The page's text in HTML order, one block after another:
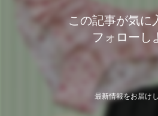
この記事が気に
フォローし
最新情報をお届け